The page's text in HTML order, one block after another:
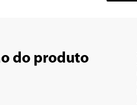
do produto